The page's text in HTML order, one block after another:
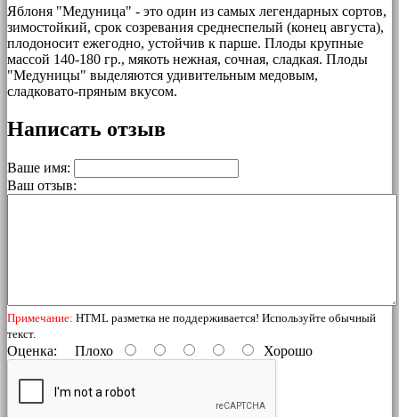
Яблоня "Медуница" - это один из самых легендарных сортов,
зимостойкий, срок созревания среднеспелый (конец августа),
плодоносит ежегодно, устойчив к парше. Плоды крупные
массой 140-180 гр., мякоть нежная, сочная, сладкая. Плоды
"Медуницы" выделяются удивительным медовым,
сладковато-пряным вкусом.
Написать отзыв
Ваше имя:
Ваш отзыв:
Примечание: HTML разметка не поддерживается! Используйте обычный
текст.
Оценка: Плохо Хорошо